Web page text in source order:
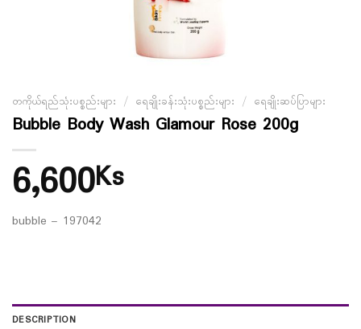
တကိုယ်ရည်သုံးပစ္စည်းများ / ရေချိုးခန်းသုံးပစ္စည်းများ / ရေချိုးဆပ်ပြာများ
Bubble Body Wash Glamour Rose 200g
6,600Ks
bubble – 197042
DESCRIPTION